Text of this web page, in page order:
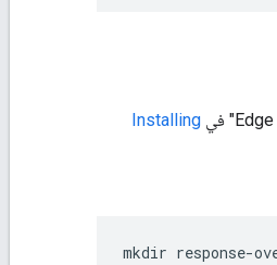
Installing
mkdir response-